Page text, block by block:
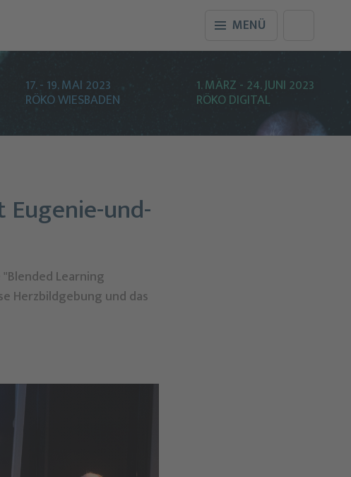
MENÜ
17. - 19. MAI 2023
RÖKO WIESBADEN
1. MÄRZ - 24. JUNI 2023
RÖKO DIGITAL
und-
Learning
Herzbildgebung und das